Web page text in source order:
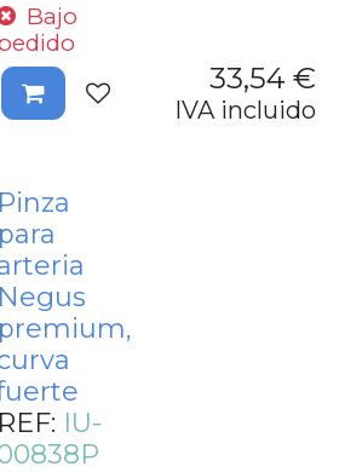
Bajo
33,54 €
IVA incluido
Pinza
para
Negus
premium,
REF: IU-